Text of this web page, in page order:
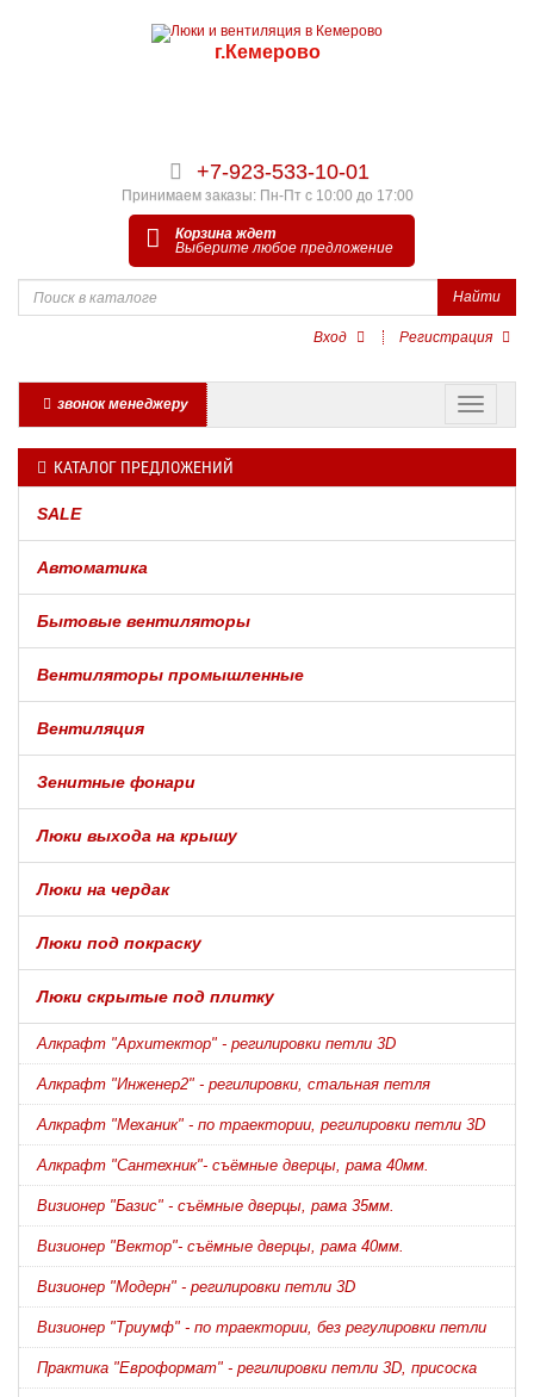
г.Кемерово
+7-923-533-10-01
Принимаем заказы: Пн-Пт с 10:00 до 17:00
Корзина ждет
Выберите любое предложение
Найти
Вход Регистрация
звонок менеджеру
КАТАЛОГ ПРЕДЛОЖЕНИЙ
SALE
Автоматика
Бытовые вентиляторы
Вентиляторы промышленные
Вентиляция
Зенитные фонари
Люки выхода на крышу
Люки на чердак
Люки под покраску
Люки скрытые под плитку
Алкрафт "Архитектор" - регилировки петли 3D
Алкрафт "Инженер2" - регилировки, стальная петля
Алкрафт "Механик" - по траектории, регилировки петли 3D
Алкрафт "Сантехник"- съёмные дверцы, рама 40мм.
Визионер "Базис" - съёмные дверцы, рама 35мм.
Визионер "Вектор"- съёмные дверцы, рама 40мм.
Визионер "Модерн" - регилировки петли 3D
Визионер "Триумф" - по траектории, без регулировки петли
Практика "Евроформат" - регилировки петли 3D, присоска